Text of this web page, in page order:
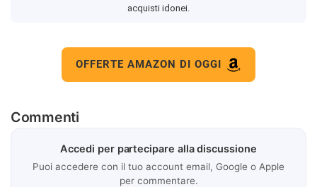
acquisti idonei.
OFFERTE AMAZON DI OGGI
Commenti
Accedi per partecipare alla discussione
Puoi accedere con il tuo account email, Google o Apple
per commentare.